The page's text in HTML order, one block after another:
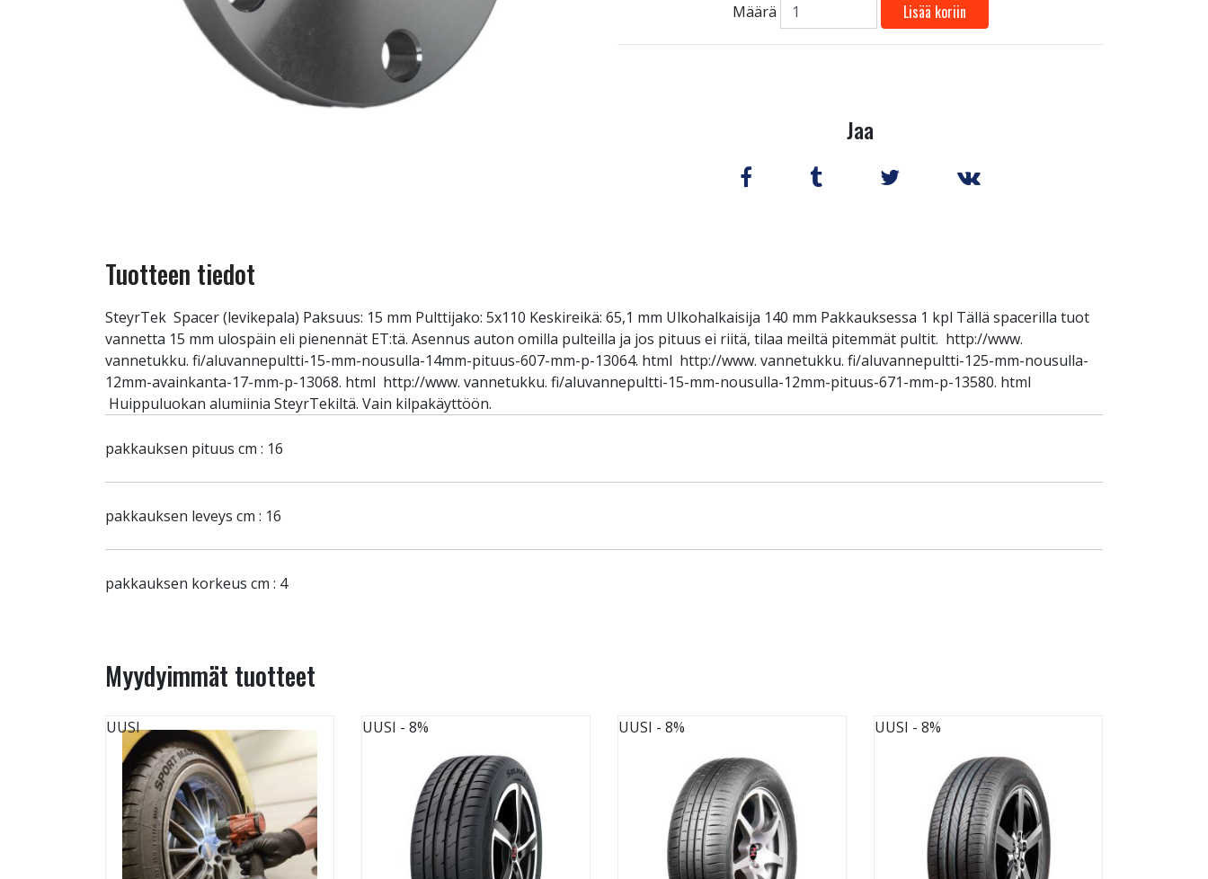
Määrä Lisää koriin
Jaa
Tuotteen tiedot
SteyrTek Spacer (levikepala) Paksuus: 15 mm Pulttijako: 5x110 Keskireikä: 65,1 mm Ulkohalkaisija 140 mm Pakkauksessa 1 kpl Tällä spacerilla tuot
vannetta 15 mm ulospäin eli pienennät ET:tä. Asennus auton omilla pulteilla ja jos pituus ei riitä, tilaa meiltä pitemmät pultit. http://www.
vannetukku. fi/aluvannepultti-15-mm-nousulla-14mm-pituus-607-mm-p-13064. html http://www. vannetukku. fi/aluvannepultti-125-mm-nousulla-
12mm-avainkanta-17-mm-p-13068. html http://www. vannetukku. fi/aluvannepultti-15-mm-nousulla-12mm-pituus-671-mm-p-13580. html
Huippuluokan alumiinia SteyrTekiltä. Vain kilpakäyttöön.
pakkauksen pituus cm : 16
pakkauksen leveys cm : 16
pakkauksen korkeus cm : 4
Myydyimmät tuotteet
UUSI UUSI - 8% UUSI - 8% UUSI - 8%